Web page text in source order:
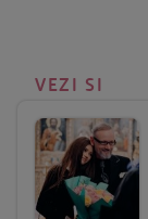
VEZI SI